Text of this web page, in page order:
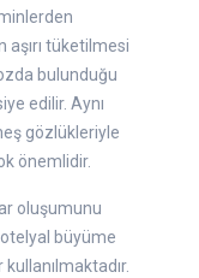
tüketilmesi
bulunduğu
edilir. Aynı
gözlükleriyle
önemlidir.
oluşumunu
büyüme